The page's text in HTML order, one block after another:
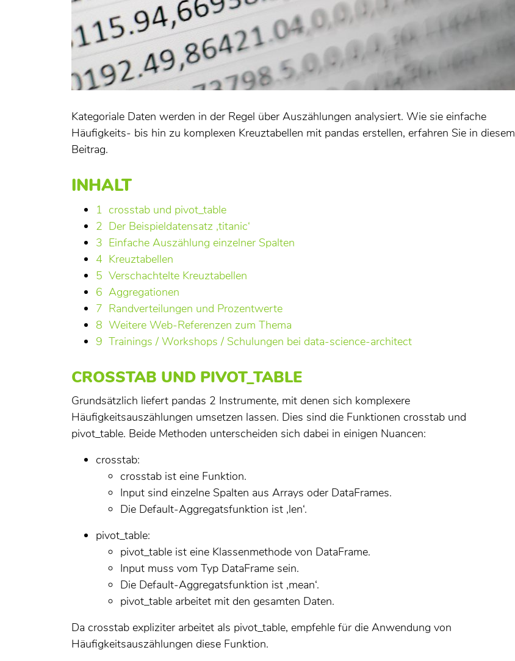
Kategoriale Daten werden in der Regel über Auszählungen analysiert. Wie sie einfache
Häufigkeits- bis hin zu komplexen Kreuztabellen mit pandas erstellen, erfahren Sie in diesem
Beitrag.
INHALT
1 crosstab und pivot_table
2 Der Beispieldatensatz ‚titanic‘
3 Einfache Auszählung einzelner Spalten
4 Kreuztabellen
5 Verschachtelte Kreuztabellen
6 Aggregationen
7 Randverteilungen und Prozentwerte
8 Weitere Web-Referenzen zum Thema
9 Trainings / Workshops / Schulungen bei data-science-architect
CROSSTAB UND PIVOT_TABLE
Grundsätzlich liefert pandas 2 Instrumente, mit denen sich komplexere
Häufigkeitsauszählungen umsetzen lassen. Dies sind die Funktionen crosstab und
pivot_table. Beide Methoden unterscheiden sich dabei in einigen Nuancen:
crosstab:
crosstab ist eine Funktion.
Input sind einzelne Spalten aus Arrays oder DataFrames.
Die Default-Aggregatsfunktion ist ‚len‘.
pivot_table:
pivot_table ist eine Klassenmethode von DataFrame.
Input muss vom Typ DataFrame sein.
Die Default-Aggregatsfunktion ist ‚mean‘.
pivot_table arbeitet mit den gesamten Daten.
Da crosstab expliziter arbeitet als pivot_table, empfehle für die Anwendung von
Häufigkeitsauszählungen diese Funktion.